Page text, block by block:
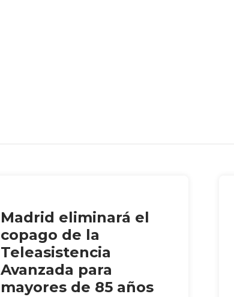
Madrid eliminará el
copago de la
Teleasistencia
Avanzada para
mayores de 85 años